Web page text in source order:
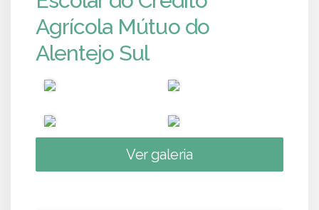
Agrícola Mútuo do
Alentejo Sul
Ver galeria